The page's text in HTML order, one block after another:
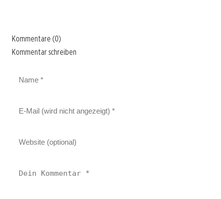
Kommentare (0)
Kommentar schreiben